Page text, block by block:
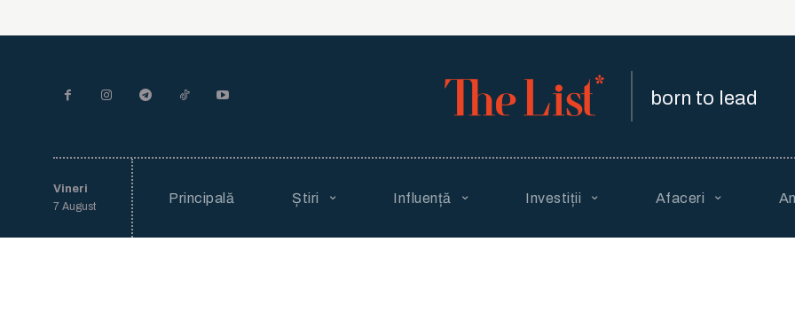
born to lead
Vineri
7 August
Principală Știri Influență Investiții Afaceri